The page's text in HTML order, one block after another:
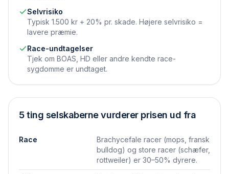
Selvrisiko
Typisk 1.500 kr + 20% pr. skade. Højere selvrisiko =
lavere præmie.
Race-undtagelser
Tjek om BOAS, HD eller andre kendte race-
sygdomme er undtaget.
5 ting selskaberne vurderer prisen ud fra
Race
Brachycefale racer (mops, fransk
bulldog) og store racer (schæfer,
rottweiler) er 30–50% dyrere.